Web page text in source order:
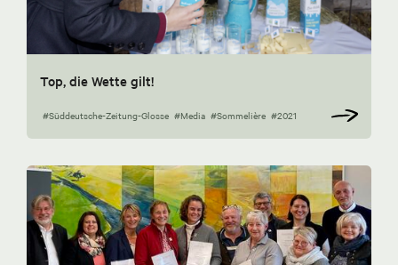
Top, die Wette gilt!
#Süddeutsche-Zeitung-Glosse #Media #Sommelière #2021